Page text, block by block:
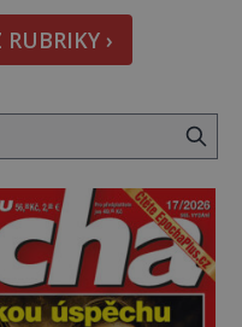
bytu. Oním
z nejslavnějších
Je 27. května
›